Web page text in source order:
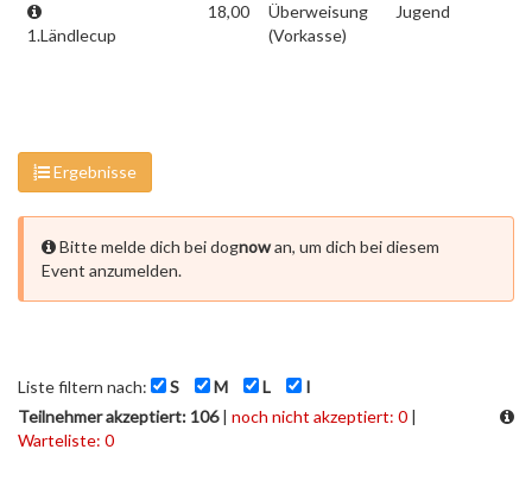
1.Ländlecup
18,00
Überweisung
(Vorkasse)
Jugend
Ergebnisse
Bitte melde dich bei dognowan, um dich bei diesem
Event anzumelden.
Liste filtern nach: S M L
I
Teilnehmer akzeptiert: 106| noch nicht akzeptiert: 0 |
Warteliste: 0